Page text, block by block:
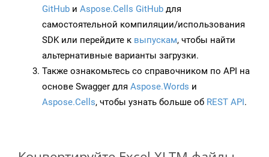
GitHub и Aspose.Cells GitHub для
самостоятельной компиляции/использования
SDK или перейдите к выпускам, чтобы найти
альтернативные варианты загрузки.
Также ознакомьтесь со справочником по API на
основе Swagger для Aspose.Words и
Aspose.Cells, чтобы узнать больше об REST API.